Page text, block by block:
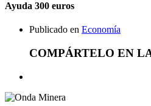
Ayuda 300 euros
Publicado en Economía
COMPÁRTELO EN